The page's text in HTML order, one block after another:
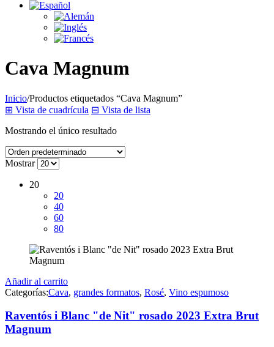
Cava Magnum
Inicio/Productos etiquetados “Cava Magnum”
⊞ Vista de cuadrícula ⊟ Vista de lista
Mostrando el único resultado
Mostrar
20
20
40
60
80
Añadir al carrito
Categorías:Cava, grandes formatos, Rosé, Vino espumoso
Raventós i Blanc "de Nit" rosado 2023 Extra Brut
Magnum